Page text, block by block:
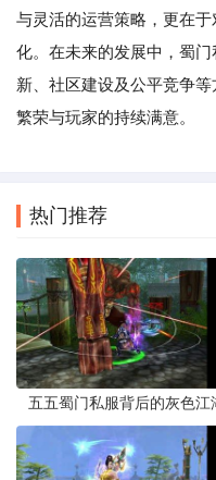
与灵活的运营策略，更在
化。在未来的发展中，蜀
新、社区建设及公平竞争
繁荣与玩家的持续满意。
热门推荐
五五蜀门私服背后的灰色江